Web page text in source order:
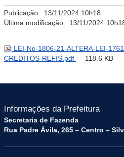
Publicação: 13/11/2024 10h18
Última modificação: 13/11/2024
LEI-No-1806-21-ALTERA-LEI-
CREDITOS-REFIS.pdf — 118.6 KB
Informações da Prefeitura
Secretaria de Fazenda
Rua Padre Ávila, 265 – Centro –